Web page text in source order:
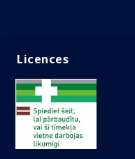
Licences